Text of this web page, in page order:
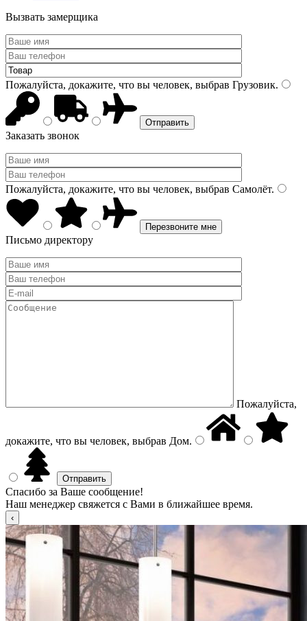
Вызвать замерщика
Пожалуйста, докажите, что вы человек, выбрав Грузовик.
Заказать звонок
Пожалуйста, докажите, что вы человек, выбрав Самолёт.
Письмо директору
Пожалуйста,
докажите, что вы человек, выбрав Дом.
Спасибо за Ваше сообщение!
Наш менеджер свяжется с Вами в ближайшее время.